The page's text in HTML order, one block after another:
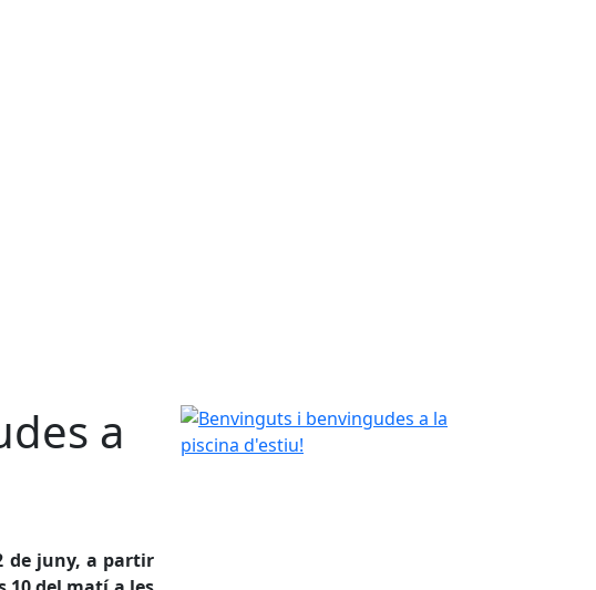
a
de juny, a partir
Benvinguts i benvingudes a la piscina d'estiu!